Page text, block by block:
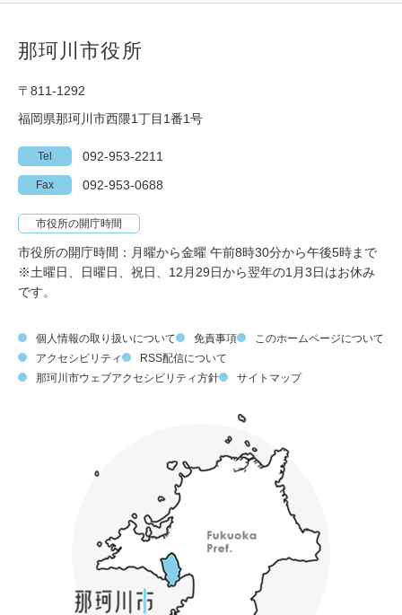
那珂川市役所
〒811-1292
福岡県那珂川市西隈1丁目1番1号
Tel 092-953-2211
Fax 092-953-0688
市役所の開庁時間
市役所の開庁時間：月曜から金曜 午前8時30分から午後5時まで
※土曜日、日曜日、祝日、12月29日から翌年の1月3日はお休み
です。
個人情報の取り扱いについて 免責事項
このホームページについて
アクセシビリティ
RSS配信について
那珂川市ウェブアクセシビリティ方針
サイトマップ